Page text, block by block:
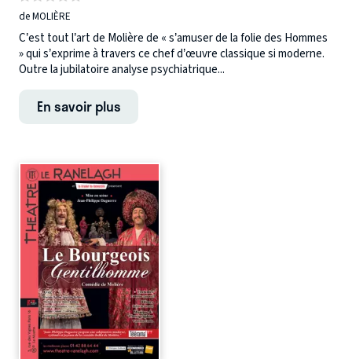
de MOLIÈRE
C’est tout l’art de Molière de « s’amuser de la folie des Hommes
» qui s’exprime à travers ce chef d’œuvre classique si moderne.
Outre la jubilatoire analyse psychiatrique...
En savoir plus